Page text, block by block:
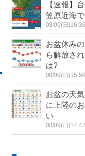
【速報】
笠原近海
08/09(日)16:36
お盆休み
ら解放さ
は?
08/09(日)15:50
お盆の天
に上陸の
い
08/09(日)14:42